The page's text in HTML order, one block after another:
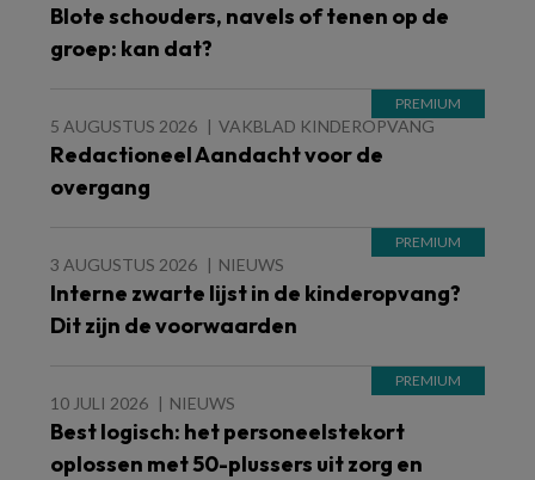
Blote schouders, navels of tenen op de
groep: kan dat?
5 AUGUSTUS 2026 VAKBLAD KINDEROPVANG
Redactioneel Aandacht voor de
overgang
3 AUGUSTUS 2026 NIEUWS
Interne zwarte lijst in de kinderopvang?
Dit zijn de voorwaarden
10 JULI 2026 NIEUWS
Best logisch: het personeelstekort
oplossen met 50-plussers uit zorg en